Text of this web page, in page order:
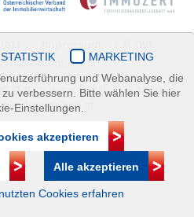
2 1070 Wien | +43(1)505 32 50 |
STATISTIK
MARKETING
und Webanalyse, die
verbessern. Bitte wählen Sie hier
Einstellungen.
akzeptieren
Alle akzeptieren
Cookies erfahren